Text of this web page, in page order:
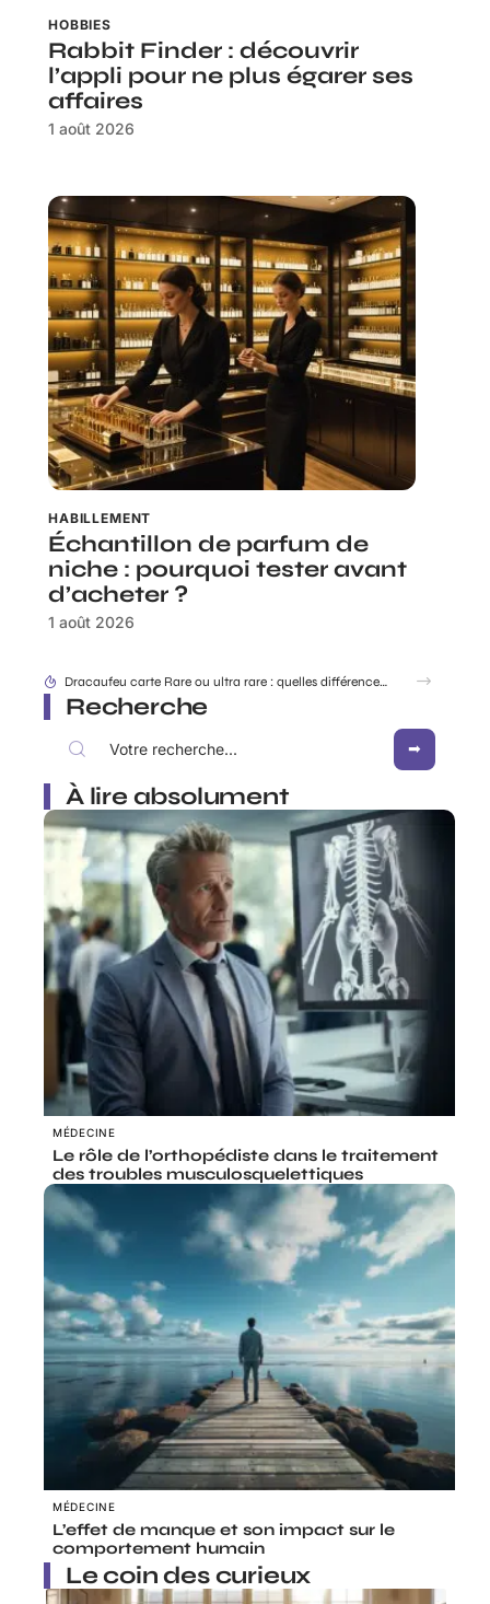
HOBBIES
Rabbit Finder : découvrir
l’appli pour ne plus égarer ses
affaires
1 août 2026
HABILLEMENT
Échantillon de parfum de
niche : pourquoi tester avant
d’acheter ?
1 août 2026
Rabbit Finder : découvrir l’appli pour ne plus égarer ses affaires
Recherche
À lire absolument
MÉDECINE
Le rôle de l’orthopédiste dans le traitement
des troubles musculosquelettiques
MÉDECINE
L’effet de manque et son impact sur le
comportement humain
Le coin des curieux